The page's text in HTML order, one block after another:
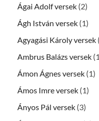
Ágai Adolf versek (2)
Ágh István versek (1)
Agyagási Károly versek
Ambrus Balázs versek
Ámon Ágnes versek (1)
Ámos Imre versek (1)
Ányos Pál versek (3)